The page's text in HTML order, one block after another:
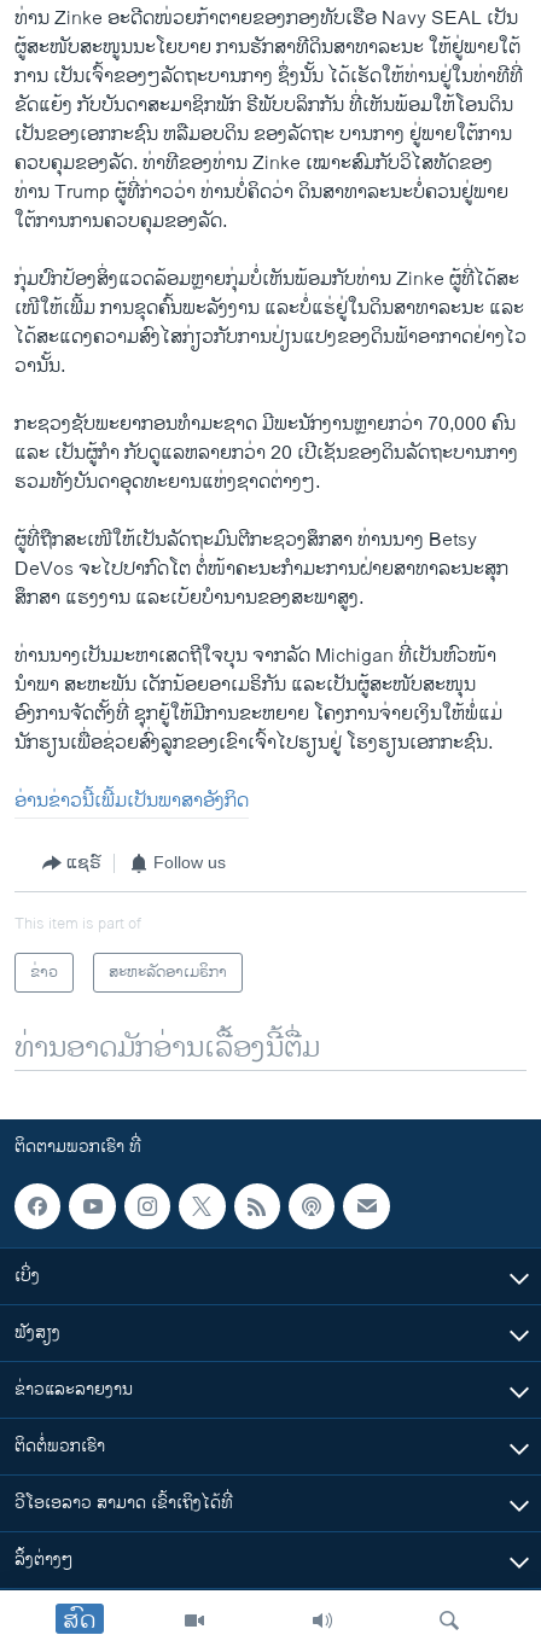
ສົດ
ທ່ານ Zinke ອະດີດໜ່ວຍ​ກ້າ​ຕາຍ​ຂອງ​ກອງທັບ​ເຮືອ Navy SEAL ​ເປັນ
ຜູ້​ສະໜັບສະ​ໜູນນະ​ໂຍບາຍ​ ກາ​ນຮັກສາ​ທີ​ດິນ​ສາທາລະນະ ​ໃຫ້​ຢູ່ພາຍ​ໃຕ້
ການ ​ເປັນ​ເຈົ້າຂອງໆ​ລັດຖະບານ​ກາງ​ ຊຶ່ງ​ນັ້ນ ​ໄດ້​ເຮັດ​ໃຫ້​ທ່ານ​ຢູ່ໃນ​ທ່າ​ທີ​ທີ່​
ຂັດ​ແຍ້​ງ ກັບບັນດາ​ສະ​ມາ​ຊິກ​ພັກ ຣີພັບ​ບລິກກັນ ​ທີ່​ເຫັນ​ພ້ອມ​ໃຫ້​ໂອນ​ດິນ
ເປັນ​ຂອງເອກ​ກະ​ຊົນ ຫລື​ມອບດິນ ຂອງລັດຖະ ບານ​ກາງ ​ຢູ່​ພາຍ​ໃຕ້​ການ​
ຄວບ​ຄຸມ​ຂອງ​ລັດ. ທ່າ​ທີ​ຂອງ​ທ່ານ Zinke ​ເໝາະສົມ​ກັບວິ​ໄສ​ທັດ​ຂອງ​
ທ່ານ Trump ຜູ້​ທີ່​ກ່າວ​ວ່າ ທ່ານ​ບໍ່​ຄິດ​ວ່າ​ ດິນ​ສາທາລະນະບໍ່​ຄວນ​ຢູ່​ພາຍ​
ໃຕ້​ການ​ກາ​ນຄວບ​ຄຸມ​ຂອງ​ລັດ.
​ກຸ່ມ​ປົກ​ປ້ອງ​ສິ່ງ​ແວດ​ລ້ອມຫຼາຍກຸ່ມ​ບໍ່​ເຫັນ​ພ້ອມ​ກັບ​ທ່ານ Zinke ຜູ້​ທີ່​ໄດ້​ສະ​
ເໜີ​ໃຫ້​ເພີ້​ມ ການ​ຂຸດ​ຄົ້ນພະລັງງານ ​ແລະ​ບໍ່​ແຮ່​ຢູ່ໃນ​ດິນ​ສາທາລະນະ ​ແລະ​
ໄດ້​ສະ​ແດງ​ຄວາ​ມສົງ​ໄສ​ກ່ຽວ​ກັບ​ການປ່ຽນ​ແປງຂອງ​ດິນ​ຟ້າ​ອາກາດຢ່າງ​ໄວ
ວາ​ນັ້ນ.
ກະຊວງຊັບພະຍາກອນ​ທຳ​ມະ​ຊາດ ມີ​ພະນັກງານ​ຫຼາຍ​ກວ່າ 70,000 ຄົນ​
ແລະ ເປັນ​ຜູ້​ກຳ ກັບ​ດູ​ແລ​ຫລາຍ​ກວ່າ 20 ​ເປີ​ເຊັນຂອງ​ດິນລັດຖະບານ​ກາງ
ຮວມທັງ​ບັນດາອຸດທະຍານ​ແຫ່ງ​ຊາດຕ່າງໆ.
ຜູ້ທີ່​ຖືກ​ສະ​ເໜີ​ໃຫ້​ເປັນ​ລັດຖະມົນຕີ​ກະຊວງ​ສຶກສາ ທ່ານ​ນາງ Betsy
DeVos ຈະ​ໄປ​ປາກົດ​ໂຕ​ ​ຕໍ່ໜ້າ​ຄະນະ​ກຳ​ມະ​ການຝ່າຍ​ສາທາ​ລະນະ​ສຸກ
ສຶກສາ ​ແຮງ​ງານ ​ແລະ​ເບ້ຍ​ບຳນານຂອງສະພາ​ສູງ.
ທ່ານ​ນາງ​ເປັນ​ມະຫາ​ເສດຖີ​ໃຈ​ບຸນ ຈາກ​ລັດ Michigan ທີ່​ເປັນ​ຫົວໜ້າ​
ນຳພາ ສະຫະພັນ​ ​ເດັກນ້ອຍອາ​ເມຣິກັນ​ ​ແລະເປັນຜູ້​ສະໜັບສະໜຸນ​
ອົງການຈັດ​ຕັ້ງ​ທີ່ ຊຸກຍູ້​ໃຫ້ມີ​ການ​ຂະຫຍາຍ ໂຄງການຈ່າຍ​ເງິນ​ໃຫ້​ພໍ່​ແມ່​
ນັກຮຽນເພື່ອ​ຊ່ວຍສົ່ງ​ລູກ​ຂອງ​ເຂົາ​ເຈົ້າໄປ​ຮຽນຢູ່ ໂຮງຮຽນເອກ​ກະ​ຊົນ.
ອ່ານຂ່າວນີ້ເພີ້ມເປັນພາສາອັງກິດ
ແຊຣ໌ Follow us
This item is part of
ຂ່າວ
ສະຫະລັດອາເມຣິກາ
ທ່ານອາດມັກອ່ານເລື້ອງນີ້ຕື່ມ
ຕິດຕາມພວກເຮົາ ທີ່
ເບິ່ງ
ຟັງສຽງ
ຂ່າວແລະລາຍງານ
ຕິດຕໍ່ພວກເຮົາ
ວີໂອເອລາວ ສາມາດ ເຂົ້າເຖິງໄດ້ທີ່
​ລິ້ງ​ຕ່າງໆ
ຕາມເວລາໃນລາວ